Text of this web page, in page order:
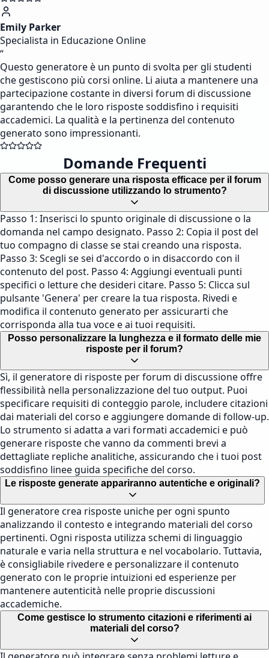
Emily Parker
Specialista in Educazione Online
“
Questo generatore è un punto di svolta per gli studenti
che gestiscono più corsi online. Li aiuta a mantenere una
partecipazione costante in diversi forum di discussione
garantendo che le loro risposte soddisfino i requisiti
accademici. La qualità e la pertinenza del contenuto
generato sono impressionanti.
Domande Frequenti
Come posso generare una risposta efficace per il forum
di discussione utilizzando lo strumento?
Passo 1: Inserisci lo spunto originale di discussione o la
domanda nel campo designato. Passo 2: Copia il post del
tuo compagno di classe se stai creando una risposta.
Passo 3: Scegli se sei d'accordo o in disaccordo con il
contenuto del post. Passo 4: Aggiungi eventuali punti
specifici o letture che desideri citare. Passo 5: Clicca sul
pulsante 'Genera' per creare la tua risposta. Rivedi e
modifica il contenuto generato per assicurarti che
corrisponda alla tua voce e ai tuoi requisiti.
Posso personalizzare la lunghezza e il formato delle mie
risposte per il forum?
Sì, il generatore di risposte per forum di discussione offre
flessibilità nella personalizzazione del tuo output. Puoi
specificare requisiti di conteggio parole, includere citazioni
dai materiali del corso e aggiungere domande di follow-up.
Lo strumento si adatta a vari formati accademici e può
generare risposte che vanno da commenti brevi a
dettagliate repliche analitiche, assicurando che i tuoi post
soddisfino linee guida specifiche del corso.
Le risposte generate appariranno autentiche e originali?
Il generatore crea risposte uniche per ogni spunto
analizzando il contesto e integrando materiali del corso
pertinenti. Ogni risposta utilizza schemi di linguaggio
naturale e varia nella struttura e nel vocabolario. Tuttavia,
è consigliabile rivedere e personalizzare il contenuto
generato con le proprie intuizioni ed esperienze per
mantenere autenticità nelle proprie discussioni
accademiche.
Come gestisce lo strumento citazioni e riferimenti ai
materiali del corso?